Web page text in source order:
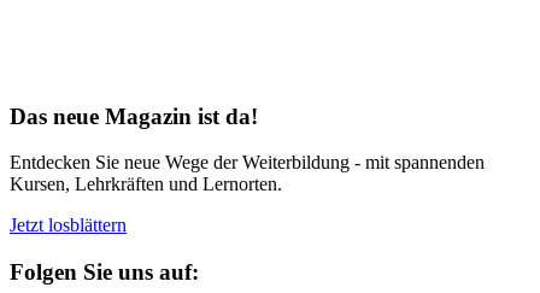
Das neue Magazin ist da!
Entdecken Sie neue Wege der Weiterbildung - mit spannenden
Kursen, Lehrkräften und Lernorten.
Jetzt losblättern
Folgen Sie uns auf: